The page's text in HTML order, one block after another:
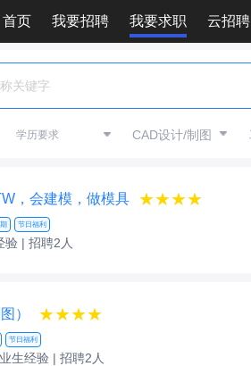
首页 我要招聘 我要求职 云招聘
CAD设计/制图
，会建模，做模具 ★★★★
节日福利
验 | 招聘2人
） ★★★★
节日福利
生经验 | 招聘2人